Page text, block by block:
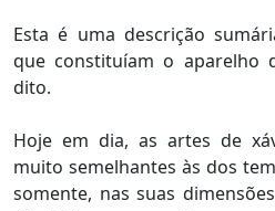
Esta é uma descrição
que constituíam o aparelho
dito.
Hoje em dia, as artes de
muito semelhantes às dos
somente, nas suas